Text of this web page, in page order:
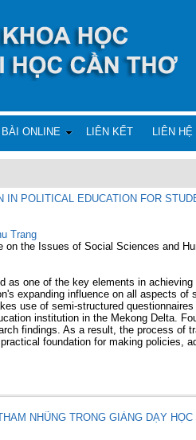
ONLINE LIÊN KẾT LIÊN HỆ
IN POLITICAL EDUCATION FOR
Trang
on the Issues of Social Sciences and
as one of the key elements in
expanding influence on all aspects
use of semi-structured
institution in the Mekong Delta.
findings. As a result, the process of
foundation for making policies,
NHŨNG TRONG GIẢNG DẠY